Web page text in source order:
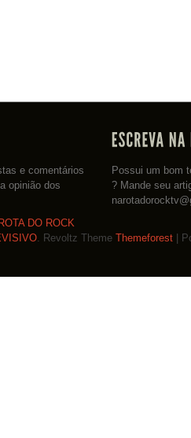
e comentários
opinião dos
Possui um bom
? Mande seu
DO ROCK
. Revoltz Theme Themeforest |